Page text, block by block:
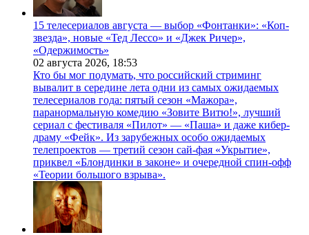
15 телесериалов августа — выбор «Фонтанки»: «Коп-
звезда», новые «Тед Лессо» и «Джек Ричер»,
«Одержимость»
02 августа 2026, 18:53
Кто бы мог подумать, что российский стриминг
вывалит в середине лета одни из самых ожидаемых
телесериалов года: пятый сезон «Мажора»,
паранормальную комедию «Зовите Витю!», лучший
сериал с фестиваля «Пилот» — «Паша» и даже кибер-
драму «Фейк». Из зарубежных особо ожидаемых
телепроектов — третий сезон сай-фая «Укрытие»,
приквел «Блондинки в законе» и очередной спин-офф
«Теории большого взрыва».